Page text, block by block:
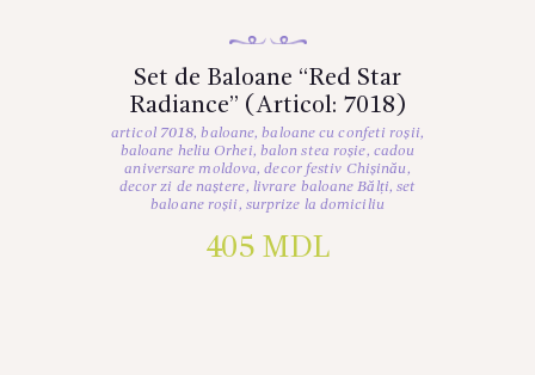
Set de Baloane “Red Star
Radiance” (Articol: 7018)
articol 7018,baloane,baloane cu confeti roșii,
baloane heliu Orhei, balon stea roșie, cadou
aniversare moldova,decor festiv Chișinău,
decor zi de naștere, livrare baloane Bălți,set
baloane roșii, surprize la domiciliu
405 MDL